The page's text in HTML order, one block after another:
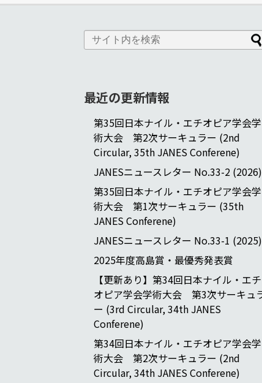
最近の更新情報
第35回日本ナイル・エチオピア学会学
術大会 第2次サーキュラー (2nd
Circular, 35th JANES Conferene)
JANESニュースレター No.33-2 (2026)
第35回日本ナイル・エチオピア学会学
術大会 第1次サーキュラー (35th
JANES Conferene)
JANESニュースレター No.33-1 (2025)
2025年度高島賞・最優秀発表賞
【更新あり】第34回日本ナイル・エチ
オピア学会学術大会 第3次サーキュ
ー (3rd Circular, 34th JANES
Conferene)
第34回日本ナイル・エチオピア学会学
術大会 第2次サーキュラー (2nd
Circular, 34th JANES Conferene)